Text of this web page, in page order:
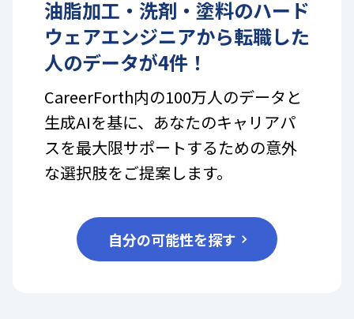
油脂加工・洗剤・塗料のハード
ウェアエンジニアから転職した
人のデータが4件！
CareerForth内の100万人のデータと
生成AIを基に、あなたのキャリアパ
スを最大限サポートするための意外
な選択肢をご提案します。
自分の可能性を探す